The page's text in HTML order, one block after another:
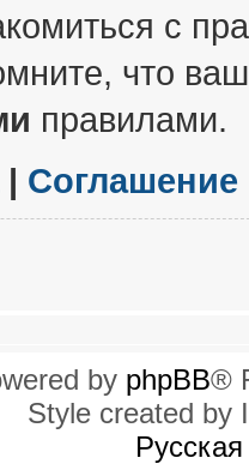
с
что
правилами.
|
by phpBB®
Style created by